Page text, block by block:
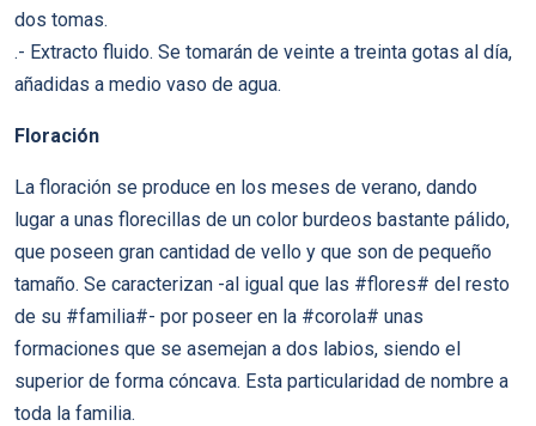
dos tomas.
.- Extracto fluido. Se tomarán de veinte a treinta gotas al día,
añadidas a medio vaso de agua.
Floración
La floración se produce en los meses de verano, dando
lugar a unas florecillas de un color burdeos bastante pálido,
que poseen gran cantidad de vello y que son de pequeño
tamaño. Se caracterizan -al igual que las #flores# del resto
de su #familia#- por poseer en la #corola# unas
formaciones que se asemejan a dos labios, siendo el
superior de forma cóncava. Esta particularidad de nombre a
toda la familia.